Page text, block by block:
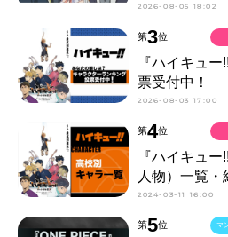
2026-08-05 18:02
第3位
『ハイキュ
票受付中！
2026-08-03 17:00
第4位
『ハイキュ
人物）一覧・
2024-03-11 16:00
第5位 マ